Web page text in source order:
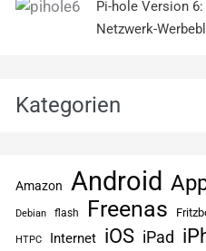
Pi-hole Version
Netzwerk-
Kategorien
Amazon Android
Debian flash Freenas
HTPC Internet iOS iPad